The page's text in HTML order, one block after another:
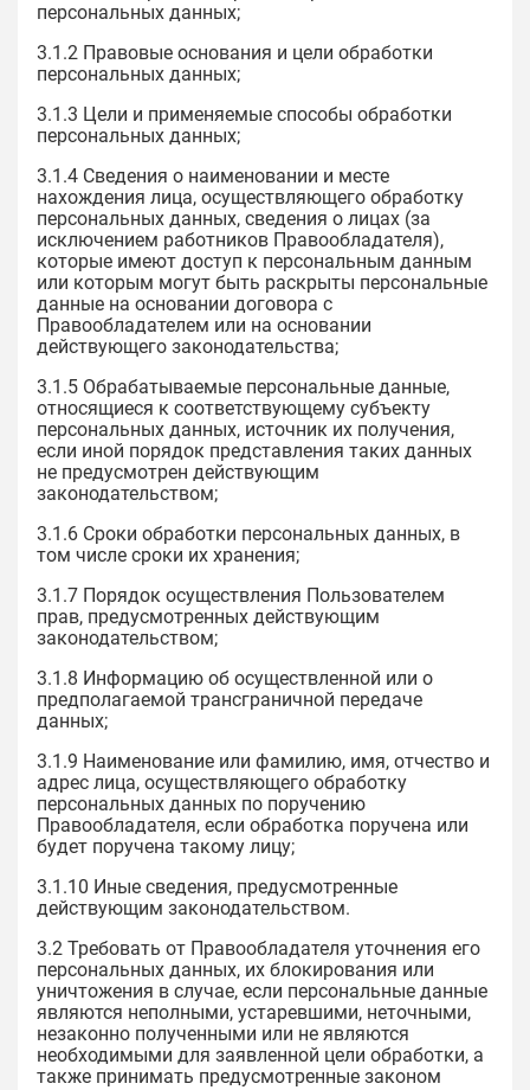
персональных данных;
3.1.2 Правовые основания и цели обработки
персональных данных;
3.1.3 Цели и применяемые способы обработки
персональных данных;
3.1.4 Сведения о наименовании и месте
нахождения лица, осуществляющего обработку
персональных данных, сведения о лицах (за
исключением работников Правообладателя),
которые имеют доступ к персональным данным
или которым могут быть раскрыты персональные
данные на основании договора с
Правообладателем или на основании
действующего законодательства;
3.1.5 Обрабатываемые персональные данные,
относящиеся к соответствующему субъекту
персональных данных, источник их получения,
если иной порядок представления таких данных
не предусмотрен действующим
законодательством;
3.1.6 Сроки обработки персональных данных, в
том числе сроки их хранения;
3.1.7 Порядок осуществления Пользователем
прав, предусмотренных действующим
законодательством;
3.1.8 Информацию об осуществленной или о
предполагаемой трансграничной передаче
данных;
3.1.9 Наименование или фамилию, имя, отчество и
адрес лица, осуществляющего обработку
персональных данных по поручению
Правообладателя, если обработка поручена или
будет поручена такому лицу;
3.1.10 Иные сведения, предусмотренные
действующим законодательством.
3.2 Требовать от Правообладателя уточнения его
персональных данных, их блокирования или
уничтожения в случае, если персональные данные
являются неполными, устаревшими, неточными,
незаконно полученными или не являются
необходимыми для заявленной цели обработки, а
также принимать предусмотренные законом